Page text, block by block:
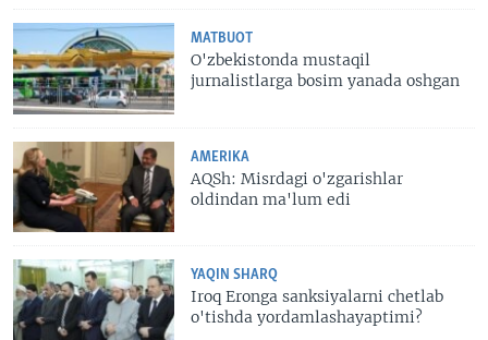
MATBUOT
O'zbekistonda mustaqil
jurnalistlarga bosim yanada oshgan
AMERIKA
AQSh: Misrdagi o'zgarishlar
oldindan ma'lum edi
YAQIN SHARQ
Iroq Eronga sanksiyalarni chetlab
o'tishda yordamlashayaptimi?